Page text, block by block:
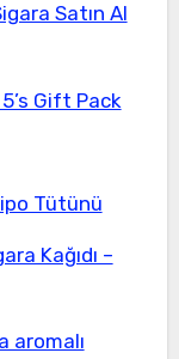
Satın Al
Gift Pack
Tütünü
Kağıdı –
aromalı